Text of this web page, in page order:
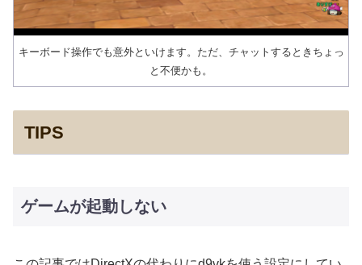
キーボード操作でも意外といけます。ただ、チャットするときちょっ
と不便かも。
TIPS
ゲームが起動しない